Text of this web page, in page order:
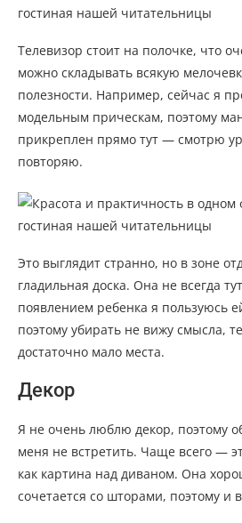
Телевизор стоит на полочке, что
можно складывать всякую
полезности. Например, сейчас я
модельным прическам, поэтому
прикреплен прямо тут — смотрю
повторяю.
Это выглядит странно, но в зоне
гладильная доска. Она не всегда
появлением ребенка я пользуюсь
поэтому убирать не вижу смысла,
достаточно мало места.
Декор
Я не очень люблю декор, поэтому
меня не встретить. Чаще всего —
как картина над диваном. Она
сочетается со шторами, поэтому и